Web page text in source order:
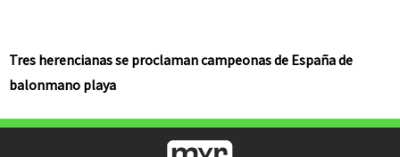
Tres herencianas se proclaman campeonas de España de
balonmano playa